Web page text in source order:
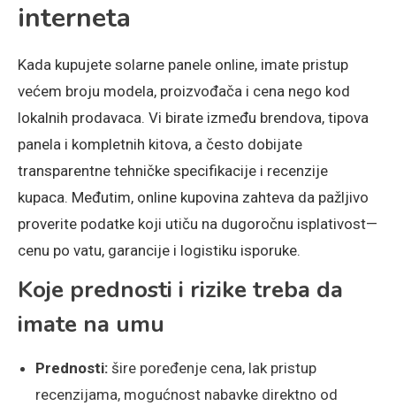
interneta
Kada kupujete solarne panele online, imate pristup
većem broju modela, proizvođača i cena nego kod
lokalnih prodavaca. Vi birate između brendova, tipova
panela i kompletnih kitova, a često dobijate
transparentne tehničke specifikacije i recenzije
kupaca. Međutim, online kupovina zahteva da pažljivo
proverite podatke koji utiču na dugoročnu isplativost—
cenu po vatu, garancije i logistiku isporuke.
Koje prednosti i rizike treba da
imate na umu
Prednosti: šire poređenje cena, lak pristup
recenzijama, mogućnost nabavke direktno od